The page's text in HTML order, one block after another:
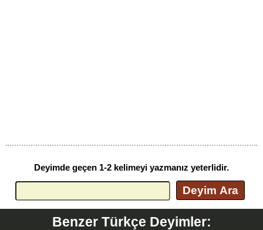
Deyimde geçen 1-2 kelimeyi yazmanız yeterlidir.
Deyim Ara
Benzer Türkçe Deyimler: